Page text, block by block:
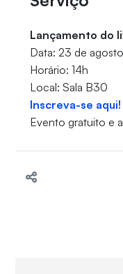
Lançamento do
Data: 23 de agosto
Horário: 14h
Local: Sala B30
Inscreva-se aqui!
Evento gratuito e